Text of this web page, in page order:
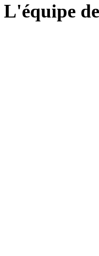
L'équipe